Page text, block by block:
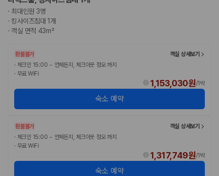
일반자차: 사고 발생 시 일정 금액의 면책금이 발생할 수 있습니다.
완전자차:
다.
슈퍼자차:더 높은 보장 조건을 원하는 사용자에게 적합합니다.
2000만 고객이 선택한 렌트카 가격비교 플랫폼
카모아는 제주렌트카부터 국내·해외 렌트카까지 비교할 수 있는 렌트카 가
사용자 리뷰
175,206
예약 가능 차량
67,123
전국 렌트카 지점
· 최대인원 3명
·킹사이즈침대 1개
·객실 면적 43m²
환불불가
객실 상세보기
· 체크인 15:00 ~ 언제든지, 체크아웃 정오 까지
· 무료 WiFi
1,153,030원/1박
숙소 예약
환불불가
객실 상세보기
· 체크인 15:00 ~ 언제든지, 체크아웃 정오 까지
· 무료 WiFi
1,317,749원/1박
숙소 예약